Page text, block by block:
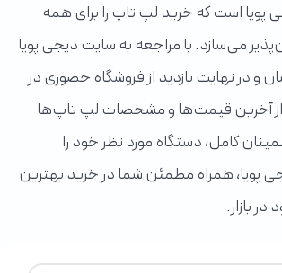
پویا است که خرید لپ تاپ را برای همه
می‌سازد. با مراجعه به سایت دیجی پویا
و در نهایت بازدید از فروشگاه حضوری در
آخرین قیمت‌ها و مشخصات لپ تاپ‌ها
کامل، دستگاه مورد نظر خود را
پویا، همراه مطمئن شما در خرید بهترین
بازار.